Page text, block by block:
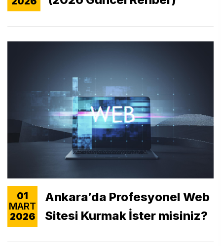
01
MART
2026
Ankara’da Profesyonel Web
Sitesi Kurmak İster misiniz?